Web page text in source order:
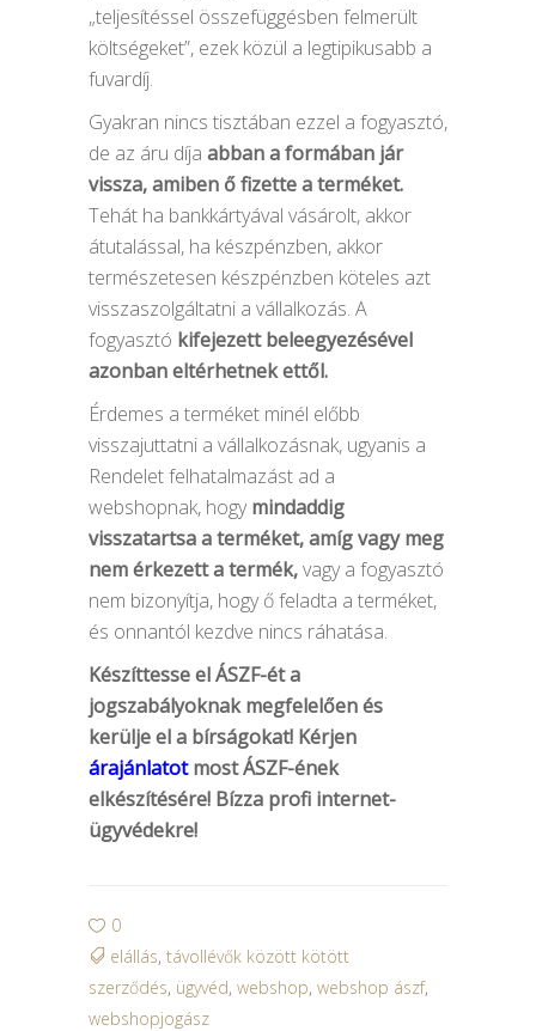
„teljesítéssel összefüggésben felmerült
költségeket”, ezek közül a legtipikusabb a
fuvardíj.
Gyakran nincs tisztában ezzel a fogyasztó,
de az áru díja abban a formában jár
vissza, amiben ő fizette a terméket.
Tehát ha bankkártyával vásárolt, akkor
átutalással, ha készpénzben, akkor
természetesen készpénzben köteles azt
visszaszolgáltatni a vállalkozás. A
fogyasztó kifejezett beleegyezésével
azonban eltérhetnek ettől.
Érdemes a terméket minél előbb
visszajuttatni a vállalkozásnak, ugyanis a
Rendelet felhatalmazást ad a
webshopnak, hogymindaddig
visszatartsa a terméket, amíg vagy meg
nem érkezett a termék,vagy a fogyasztó
nem bizonyítja, hogy ő feladta a terméket,
és onnantól kezdve nincs ráhatása.
Készíttesse el ÁSZF-ét a
jogszabályoknak megfelelően és
kerülje el a bírságokat! Kérjen
árajánlatot most ÁSZF-ének
elkészítésére! Bízza profi internet-
ügyvédekre!
0
elállás, távollévők között kötött
szerződés, ügyvéd, webshop, webshop ászf,
webshopjogász